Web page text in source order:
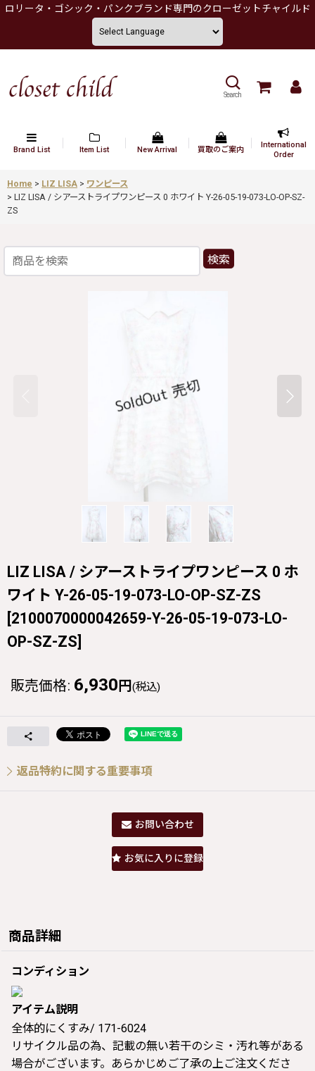
ロリータ・ゴシック・パンクブランド専門のクローゼットチャイルド
Search
Brand List Item List New Arrival 買取のご案内
International
Order
Home > LIZ LISA > ワンピース
> LIZ LISA / シアーストライプワンピース 0 ホワイト Y-26-05-19-073-LO-OP-SZ-
ZS
検索
LIZ LISA / シアーストライプワンピース 0 ホ
ワイト Y-26-05-19-073-LO-OP-SZ-ZS
[2100070000042659-Y-26-05-19-073-LO-
OP-SZ-ZS]
販売価格: 6,930 円 (税込)
返品特約に関する重要事項
お問い合わせ
お気に入りに登録
商品詳細
コンディション
アイテム説明
全体的にくすみ/ 171-6024
リサイクル品の為、記載の無い若干のシミ・汚れ等がある
場合がございます。あらかじめご了承の上ご注文くださ